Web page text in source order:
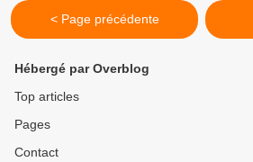
< Page précédente
Hébergé par Overblog
Top articles
Pages
Contact